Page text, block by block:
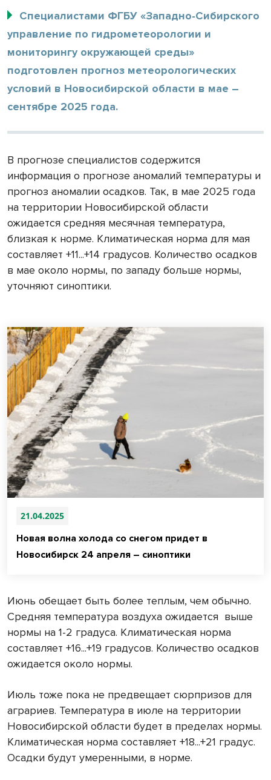
Специалистами ФГБУ «Западно-Сибирского
управление по гидрометеорологии и
мониторингу окружающей среды»
подготовлен прогноз метеорологических
условий в Новосибирской области в мае –
сентябре 2025 года.
В прогнозе специалистов содержится
информация о прогнозе аномалий температуры и
прогноз аномалии осадков. Так, в мае 2025 года
на территории Новосибирской области
ожидается средняя месячная температура,
близкая к норме. Климатическая норма для мая
составляет +11...+14 градусов. Количество осадков
в мае около нормы, по западу больше нормы,
уточняют синоптики.
21.04.2025
Новая волна холода со снегом придет в
Новосибирск 24 апреля – синоптики
Июнь обещает быть более теплым, чем обычно.
Средняя температура воздуха ожидается выше
нормы на 1-2 градуса. Климатическая норма
составляет +16...+19 градусов. Количество осадков
ожидается около нормы.
Июль тоже пока не предвещает сюрпризов для
аграриев. Температура в июле на территории
Новосибирской области будет в пределах нормы.
Климатическая норма составляет +18...+21 градус.
Осадки будут умеренными, в норме.